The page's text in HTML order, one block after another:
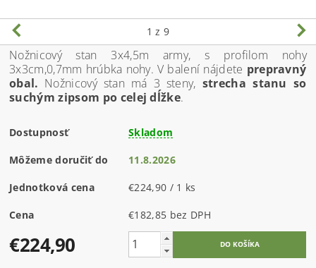
1 z 9
Nožnicový stan 3x4,5m army, s profilom nohy
3x3cm,0,7mm hrúbka nohy. V balení nájdete prepravný
obal. Nožnicový stan má 3 steny, strecha stanu so
suchým zipsom po celej dĺžke.
Dostupnosť Skladom
Môžeme doručiť do 11.8.2026
Jednotková cena €224,90 / 1 ks
Cena €182,85 bez DPH
€224,90